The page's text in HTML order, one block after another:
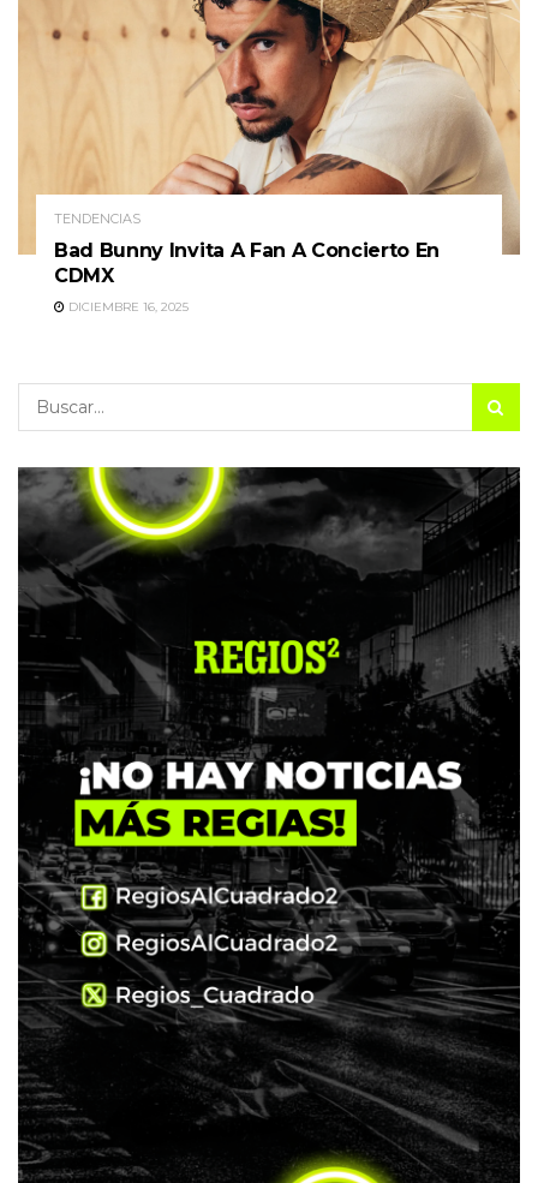
TENDENCIAS
Bad Bunny Invita A Fan A Concierto En
CDMX
DICIEMBRE 16, 2025